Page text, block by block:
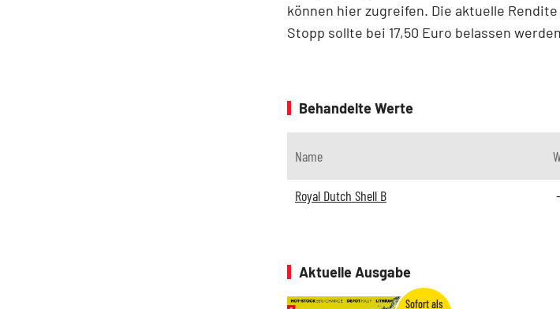
können hier zugreifen. Die aktuelle
Stopp sollte bei 17,50 Euro belassen
Behandelte Werte
Name
Royal Dutch Shell B -
Aktuelle Ausgabe